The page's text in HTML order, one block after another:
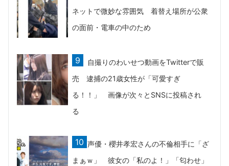
ネットで微妙な雰囲気 着替え場所が公衆
の面前・電車の中のため
自撮りのわいせつ動画をTwitterで販
売 逮捕の21歳女性が「可愛すぎ
る！！」 画像が次々とSNSに投稿され
る
声優・櫻井孝宏さんの不倫相手に「ざ
まぁｗ」 彼女の「私のよ！」「匂わせ」